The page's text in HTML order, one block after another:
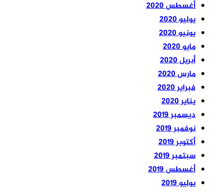
أغسطس 2020
يوليو 2020
يونيو 2020
مايو 2020
أبريل 2020
مارس 2020
فبراير 2020
يناير 2020
ديسمبر 2019
نوفمبر 2019
أكتوبر 2019
سبتمبر 2019
أغسطس 2019
يوليو 2019